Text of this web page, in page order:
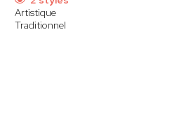
Artistique
Traditionnel